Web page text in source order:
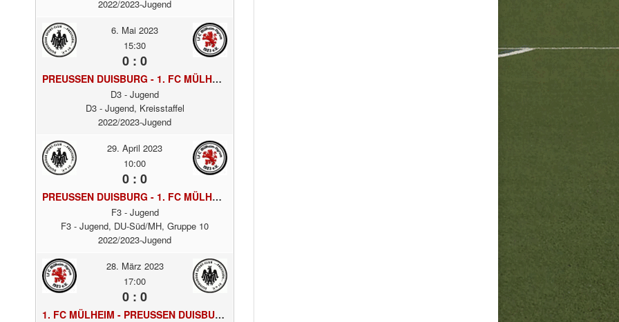
2022/2023-Jugend
6. Mai 2023
15:30
0 : 0
PREUSSEN DUISBURG - 1. FC MÜLHEIM
D3 - Jugend
D3 - Jugend, Kreisstaffel
2022/2023-Jugend
29. April 2023
10:00
0 : 0
PREUSSEN DUISBURG - 1. FC MÜLHEIM
F3 - Jugend
F3 - Jugend, DU-Süd/MH, Gruppe 10
2022/2023-Jugend
28. März 2023
17:00
0 : 0
1. FC MÜLHEIM - PREUSSEN DUISBURG